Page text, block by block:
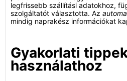
legfrissebb szállítási adatokhoz,
szolgáltatót választotta. Az
mindig naprakész információkat
Gyakorlati
használathoz